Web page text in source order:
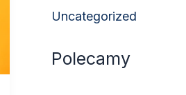
Uncategorized
Polecamy